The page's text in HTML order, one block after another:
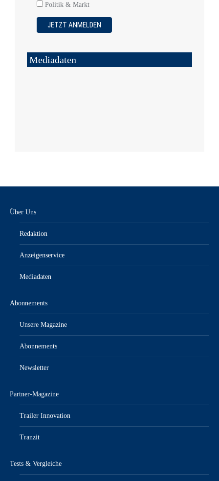
Politik & Markt
Mediadaten
Über Uns
Redaktion
Anzeigenservice
Mediadaten
Abonnements
Unsere Magazine
Abonnements
Newsletter
Partner-Magazine
Trailer Innovation
Tranzit
Tests & Vergleiche